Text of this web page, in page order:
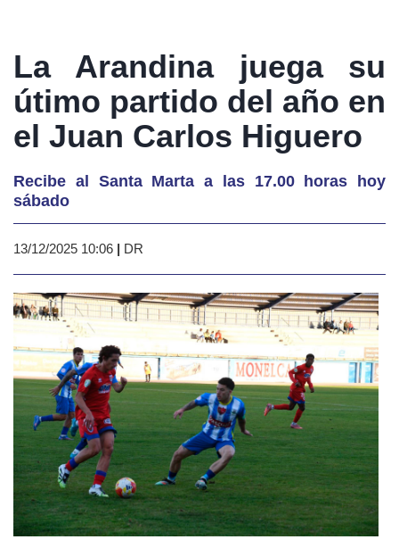
La Arandina juega su
útimo partido del año en
el Juan Carlos Higuero
Recibe al Santa Marta a las 17.00 horas hoy
sábado
13/12/2025 10:06 | DR